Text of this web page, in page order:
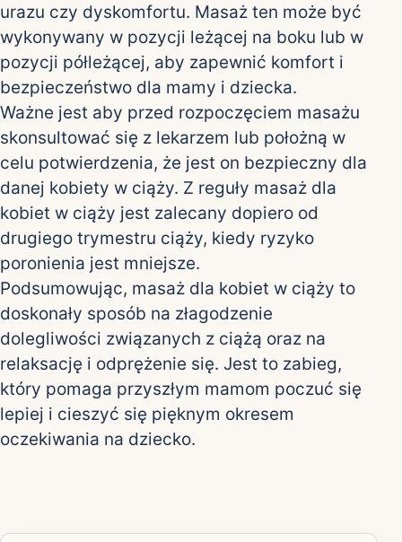
urazu czy dyskomfortu. Masaż ten może być
wykonywany w pozycji leżącej na boku lub w
pozycji półleżącej, aby zapewnić komfort i
bezpieczeństwo dla mamy i dziecka.
Ważne jest aby przed rozpoczęciem masażu
skonsultować się z lekarzem lub położną w
celu potwierdzenia, że jest on bezpieczny dla
danej kobiety w ciąży. Z reguły masaż dla
kobiet w ciąży jest zalecany dopiero od
drugiego trymestru ciąży, kiedy ryzyko
poronienia jest mniejsze.
Podsumowując, masaż dla kobiet w ciąży to
doskonały sposób na złagodzenie
dolegliwości związanych z ciążą oraz na
relaksację i odprężenie się. Jest to zabieg,
który pomaga przyszłym mamom poczuć się
lepiej i cieszyć się pięknym okresem
oczekiwania na dziecko.